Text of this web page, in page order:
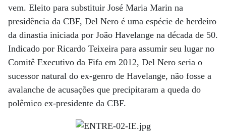
vem. Eleito para substituir José Maria Marin na
presidência da CBF, Del Nero é uma espécie de herdeiro
da dinastia iniciada por João Havelange na década de 50.
Indicado por Ricardo Teixeira para assumir seu lugar no
Comitê Executivo da Fifa em 2012, Del Nero seria o
sucessor natural do ex-genro de Havelange, não fosse a
avalanche de acusações que precipitaram a queda do
polêmico ex-presidente da CBF.